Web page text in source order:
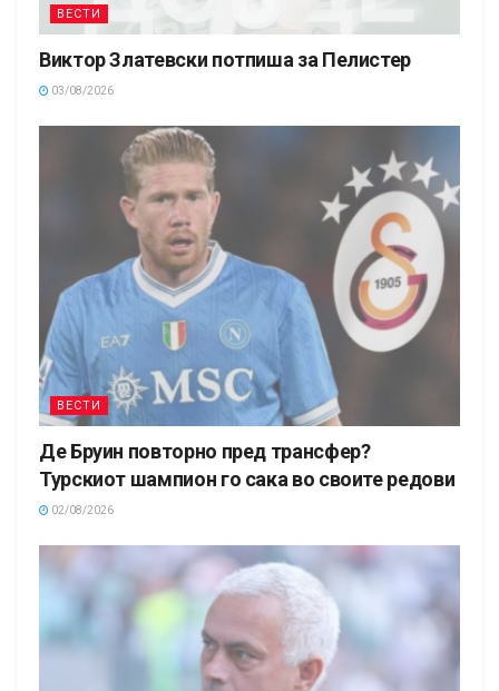
ВЕСТИ
Виктор Златевски потпиша за Пелистер
03/08/2026
ВЕСТИ
Де Бруин повторно пред трансфер?
Турскиот шампион го сака во своите редови
02/08/2026